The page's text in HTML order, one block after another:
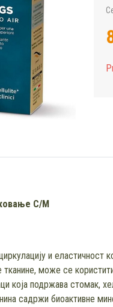
С/М
и еластичност
може се
која подржава стомак,
садржи биоактивне